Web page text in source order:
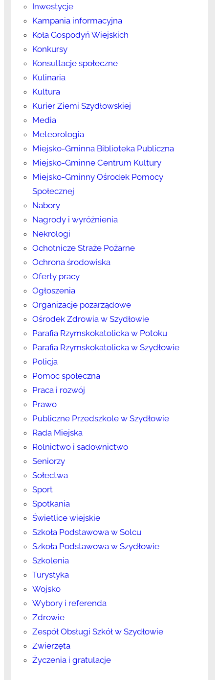
Inwestycje
Kampania informacyjna
Koła Gospodyń Wiejskich
Konkursy
Konsultacje społeczne
Kulinaria
Kultura
Kurier Ziemi Szydłowskiej
Media
Meteorologia
Miejsko-Gminna Biblioteka Publiczna
Miejsko-Gminne Centrum Kultury
Miejsko-Gminny Ośrodek Pomocy
Społecznej
Nabory
Nagrody i wyróżnienia
Nekrologi
Ochotnicze Straże Pożarne
Ochrona środowiska
Oferty pracy
Ogłoszenia
Organizacje pozarządowe
Ośrodek Zdrowia w Szydłowie
Parafia Rzymskokatolicka w Potoku
Parafia Rzymskokatolicka w Szydłowie
Policja
Pomoc społeczna
Praca i rozwój
Prawo
Publiczne Przedszkole w Szydłowie
Rada Miejska
Rolnictwo i sadownictwo
Seniorzy
Sołectwa
Sport
Spotkania
Świetlice wiejskie
Szkoła Podstawowa w Solcu
Szkoła Podstawowa w Szydłowie
Szkolenia
Turystyka
Wojsko
Wybory i referenda
Zdrowie
Zespół Obsługi Szkół w Szydłowie
Zwierzęta
Życzenia i gratulacje